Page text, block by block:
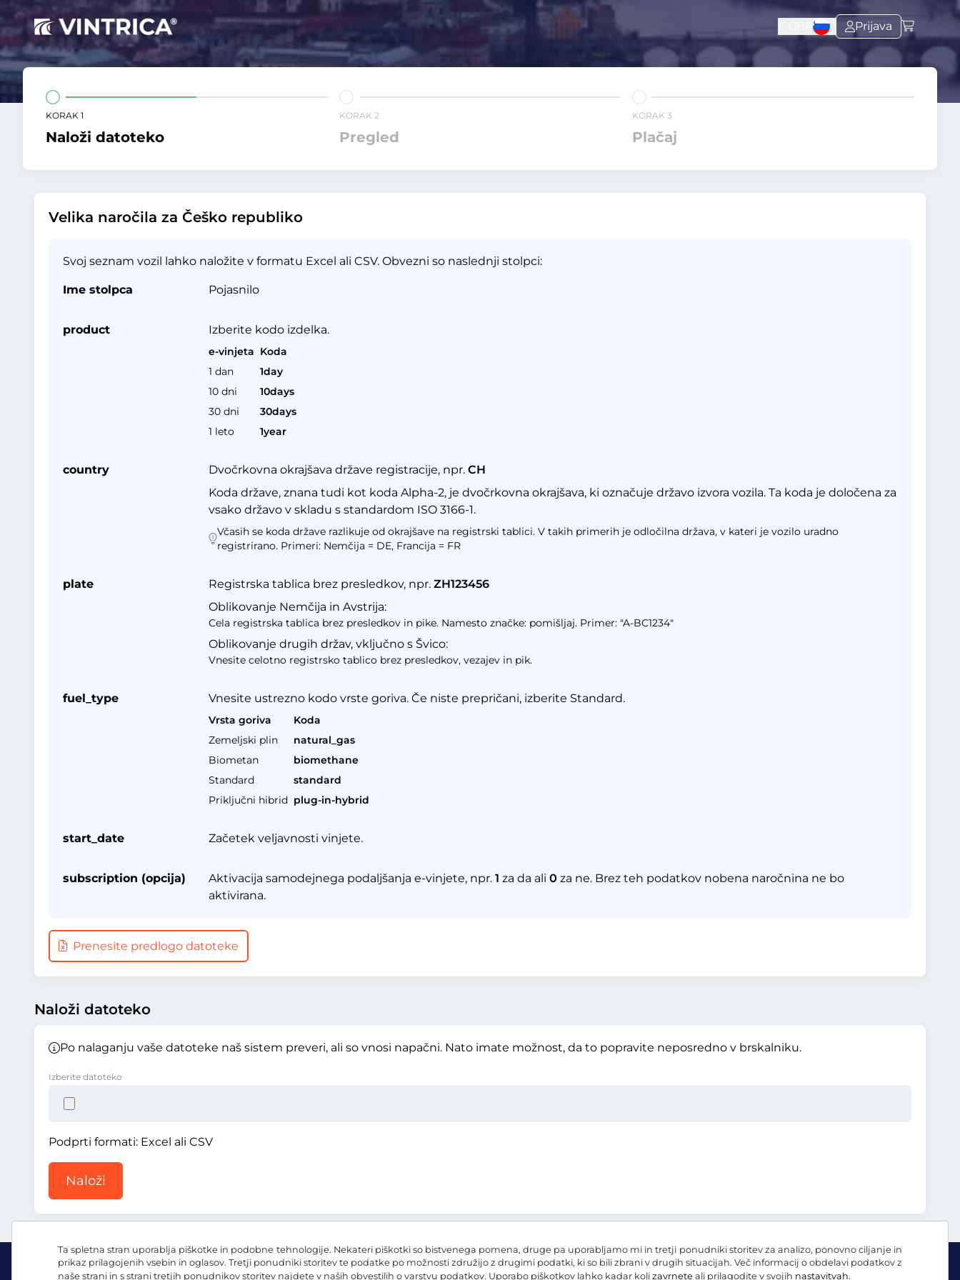
Ta spletna stran uporablja piškotke in podobne tehnologije. Nekateri piškotki so bistvenega pomena, druge pa uporabljamo mi in tretji ponudniki storitev za analizo, ponovno ciljanje in
prikaz prilagojenih vsebin in oglasov. Tretji ponudniki storitev te podatke po možnosti združijo z drugimi podatki, ki so bili zbrani v drugih situacijah. Več informacij o obdelavi podatkov z
naše strani in s strani tretjih ponudnikov storitev najdete v naših obvestilih o varstvu podatkov. Uporabo piškotkov lahko kadar koli zavrnete ali prilagodite v svojih nastavitvah.
Prijava
KORAK 1
Naloži datoteko
KORAK 2
Pregled
KORAK 3
Plačaj
Velika naročila za Češko republiko
Svoj seznam vozil lahko naložite v formatu Excel ali CSV. Obvezni so naslednji stolpci:
Ime stolpca Pojasnilo
product Izberite kodo izdelka.
e-vinjeta Koda
1 dan
1day
10 dni
10days
30 dni
30days
1 leto
1year
country Dvočrkovna okrajšava države registracije, npr. CH
Koda države, znana tudi kot koda Alpha-2, je dvočrkovna okrajšava, ki označuje državo izvora vozila. Ta koda je določena za
vsako državo v skladu s standardom ISO 3166-1.
Včasih se koda države razlikuje od okrajšave na registrski tablici. V takih primerih je odločilna država, v kateri je vozilo uradno
registrirano. Primeri: Nemčija = DE, Francija = FR
plate Registrska tablica brez presledkov, npr. ZH123456
Oblikovanje Nemčija in Avstrija:
Cela registrska tablica brez presledkov in pike. Namesto značke: pomišljaj. Primer: "A-BC1234"
Oblikovanje drugih držav, vključno s Švico:
Vnesite celotno registrsko tablico brez presledkov, vezajev in pik.
fuel_type Vnesite ustrezno kodo vrste goriva. Če niste prepričani, izberite Standard.
Vrsta goriva
Koda
Zemeljski plin
natural_gas
Biometan
biomethane
Standard
standard
Priključni hibrid plug-in-hybrid
start_date Začetek veljavnosti vinjete.
subscription (opcija) Aktivacija samodejnega podaljšanja e-vinjete, npr. 1 za da ali 0 za ne. Brez teh podatkov nobena naročnina ne bo
aktivirana.
Prenesite predlogo datoteke
Naloži datoteko
Po nalaganju vaše datoteke naš sistem preveri, ali so vnosi napačni. Nato imate možnost, da to popravite neposredno v brskalniku.
Izberite datoteko
Podprti formati: Excel ali CSV
Naloži